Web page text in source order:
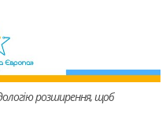
розширення, щоб